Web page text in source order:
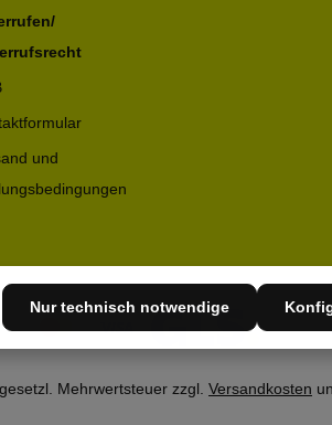
und
Mehrwertsteuer zzgl. Versandkosten
Nur technisch notwendige